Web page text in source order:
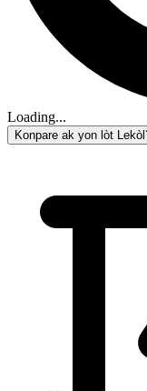
Loading...
Konpare ak yon lòt